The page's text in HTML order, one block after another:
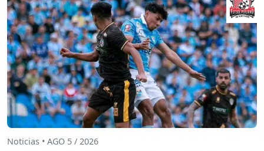
Noticias • AGO 5 / 2026